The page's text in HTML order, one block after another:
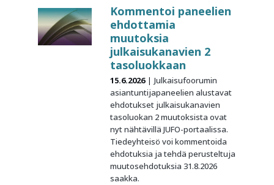
Kommentoi paneelien
ehdottamia
muutoksia
julkaisukanavien 2
tasoluokkaan
15.6.2026
Julkaisufoorumin
asiantuntijapaneelien alustavat
ehdotukset julkaisukanavien
tasoluokan 2 muutoksista ovat
nyt nähtävillä JUFO-portaalissa.
Tiedeyhteisö voi kommentoida
ehdotuksia ja tehdä perusteltuja
muutosehdotuksia 31.8.2026
saakka.